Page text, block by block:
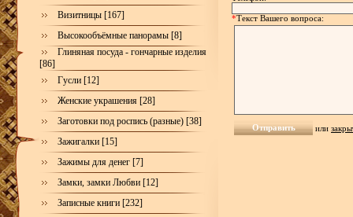
Визитницы [167]
Высокообъёмные панорамы [8]
Глиняная посуда - гончарные изделия
[86]
Гусли [12]
Женские украшения [28]
Заготовки под роспись (разные) [38]
Зажигалки [15]
Зажимы для денег [7]
Замки, замки Любви [12]
Записные книги [232]
*Текст Вашего вопроса:
или